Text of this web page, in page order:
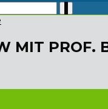
MIT PROF.